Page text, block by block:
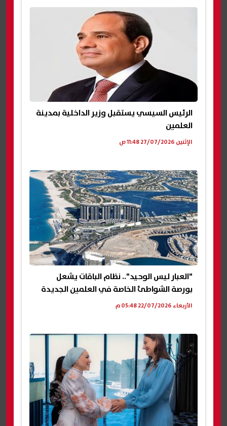
الرئيس السيسي يستقبل وزير الداخلية بمدينة
العلمين
الإثنين 27/07/2026 11:48 ص
"العبار ليس الوحيد".. نظام الباقات يشعل
بورصة الشواطئ الخاصة في العلمين الجديدة
الأربعاء 22/07/2026 05:48 م